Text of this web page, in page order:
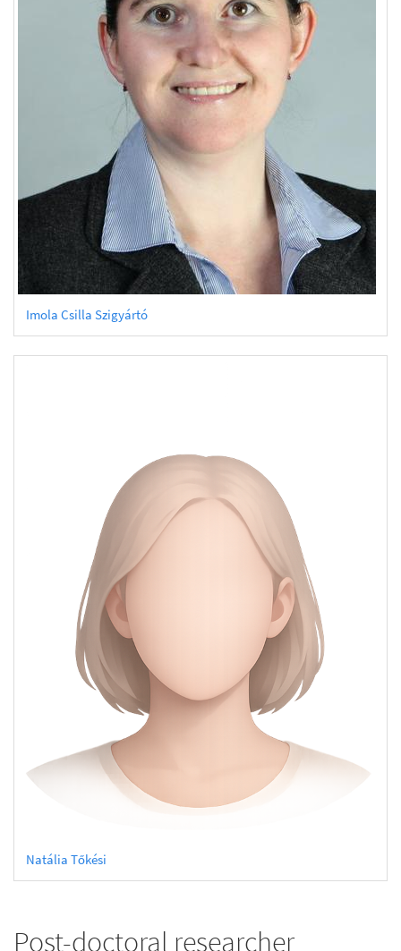
Imola Csilla Szigyártó
Natália Tőkési
Post-doctoral researcher